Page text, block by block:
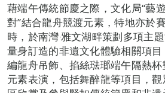
藉端午傳統節慶之際，文化局“
對”結合龍舟競渡元素，特地亦於
時，於南灣‧雅文湖畔策劃多項主
量身訂造的非遺文化體驗相關項
編龍舟吊飾、掐絲琺瑯端午隔熱
元素表演，包括舞醉龍等項目，